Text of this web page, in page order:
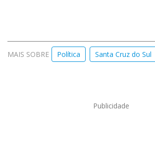
MAIS SOBRE Política Santa Cruz do Sul
Publicidade